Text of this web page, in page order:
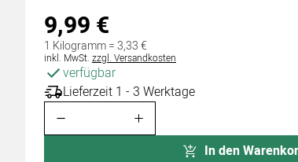
9,99 €
1 Kilogramm =3,33€
Steuerhinweis:
inkl. MwSt. zzgl. Versandkosten
verfügbar
Lieferzeit 1 - 3 Werktage
In den